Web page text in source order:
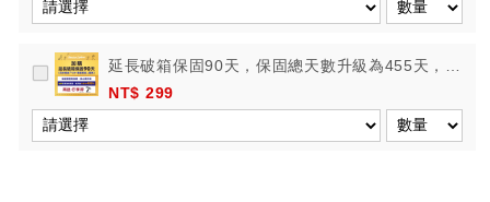
延長破箱保固90天，保固總天數升級為455天，再
送行李秤
NT$ 299